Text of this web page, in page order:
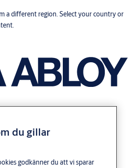
a different region. Select your country or
du gillar
godkänner du att vi sparar